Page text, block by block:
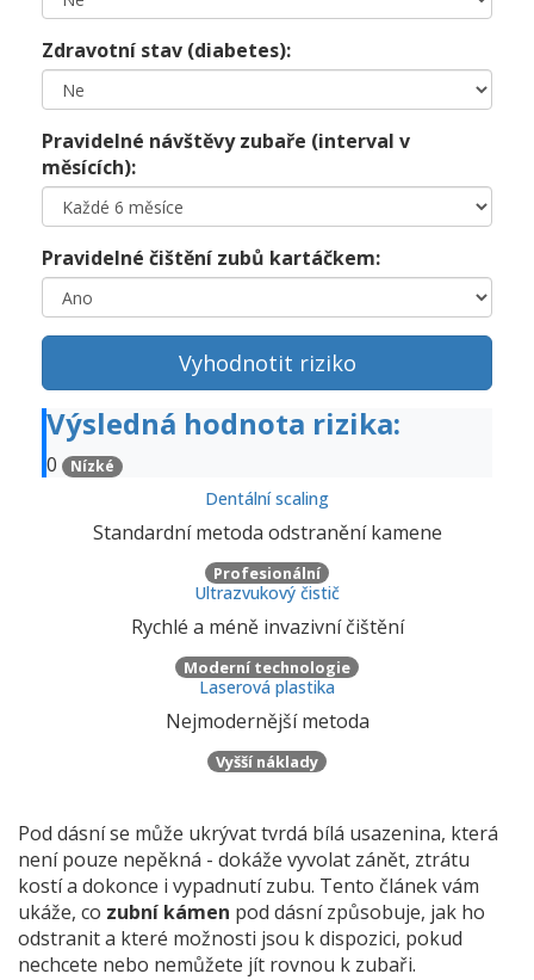
Zdravotní stav (diabetes):
Pravidelné návštěvy zubaře (interval v
měsících):
Pravidelné čištění zubů kartáčkem:
Vyhodnotit riziko
Výsledná hodnota rizika:
0 Nízké
Dentální scaling
Standardní metoda odstranění kamene
Profesionální
Ultrazvukový čistič
Rychlé a méně invazivní čištění
Moderní technologie
Laserová plastika
Nejmodernější metoda
Vyšší náklady
Pod dásní se může ukrývat tvrdá bílá usazenina, která
není pouze nepěkná - dokáže vyvolat zánět, ztrátu
kostí a dokonce i vypadnutí zubu. Tento článek vám
ukáže, co zubní kámen pod dásní způsobuje, jak ho
odstranit a které možnosti jsou k dispozici, pokud
nechcete nebo nemůžete jít rovnou k zubaři.